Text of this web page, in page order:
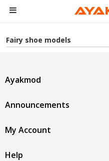
Fairy shoe models
Ayakmod
Announcements
My Account
Help